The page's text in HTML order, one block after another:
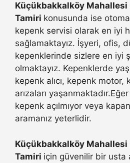
Küçükbakkalköy
Tamiri konusunda ise
kepenk servisi olarak en iyi
sağlamaktayız. İşyeri, ofis,
kepenklerinde sizlere en iyi
olmaktayız. Kepenklerde
kepenk alıcı, kepenk motor,
arızaları
kepenk açılmıyor veya
aramanız yeterlidir.
Küçükbakkalköy
Tamiri için güvenilir bir usta